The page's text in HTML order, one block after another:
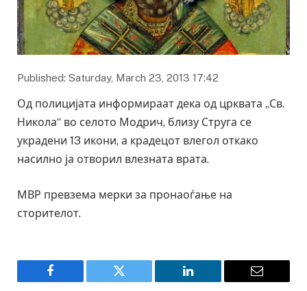
Published: Saturday, March 23, 2013 17:42
Од полицијата информираат дека од црквата „Св.
Никола“ во селото Модрич, близу Струга се
украдени 13 икони, а крадецот влегол откако
насилно ја отворил влезната врата.
МВР превзема мерки за пронаоѓање на
сторителот.
Facebook Twitter LinkedIn Email